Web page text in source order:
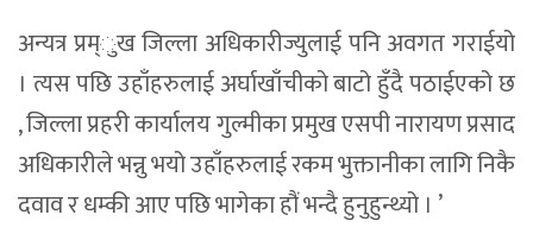
अन्यत्र प्रम्ुख जिल्ला अधिकारीज्युलाई पनि अवगत गराईयो
। त्यस पछि उहाँहरुलाई अर्घाखाँचीको बाटो हुँदै पठाईएको छ
, जिल्ला प्रहरी कार्यालय गुल्मीका प्रमुख एसपी नारायण प्रसाद
अधिकारीले भन्नु भयो उहाँहरुलाई रकम भुक्तानीका लागि निकै
दवाव र धम्की आए पछि भागेका हौं भन्दै हुनुहुन्थ्यो । ’